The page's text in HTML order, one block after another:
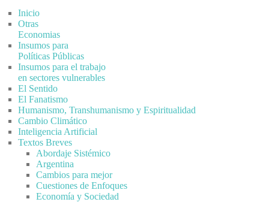
Inicio
Otras
Economias
Insumos para
Políticas Públicas
Insumos para el trabajo
en sectores vulnerables
El Sentido
El Fanatismo
Humanismo, Transhumanismo y Espiritualidad
Cambio Climático
Inteligencia Artificial
Textos Breves
Abordaje Sistémico
Argentina
Cambios para mejor
Cuestiones de Enfoques
Economía y Sociedad